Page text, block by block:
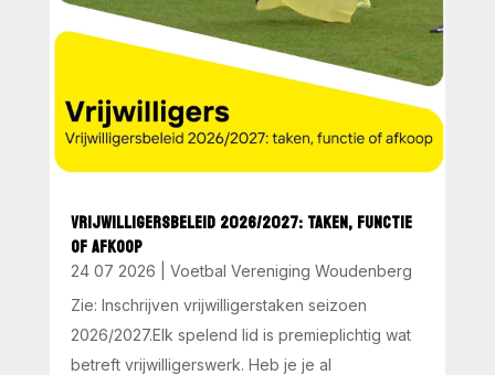
VRIJWILLIGERSBELEID 2026/2027: TAKEN, FUNCTIE
OF AFKOOP
24 07 2026
Voetbal Vereniging Woudenberg
Zie: Inschrijven vrijwilligerstaken seizoen
2026/2027.Elk spelend lid is premieplichtig wat
betreft vrijwilligerswerk. Heb je je al